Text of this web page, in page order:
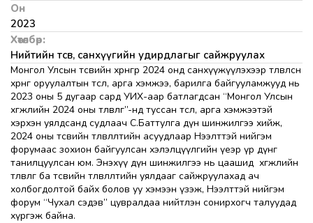
Он
2023
Хөтөлбөр:
Нийтийн төсөв, санхүүгийн удирдлагыг сайжруулах
Монгол Улсын төсвийн хөрөнгөөр 2024 онд санхүүжүүлэхээр төлөвлөсөн
хөрөнгө оруулалтын төсөл, арга хэмжээ, барилга байгууламжууд нь
2023 оны 5 дугаар сард УИХ-аар батлагдсан “Монгол Улсын
хөгжлийн 2024 оны төлөвлөгөө”-нд туссан төсөл, арга хэмжээтэй
хэрхэн уялдсанд судлаач С.Баттулга дүн шинжилгээ хийж,
2024 оны төсвийн төлөвлөлтийн асуудлаар Нээлттэй нийгэм
форумаас зохион байгуулсан хэлэлцүүлгийн үеэр үр дүнг
танилцуулсан юм. Энэхүү дүн шинжилгээ нь цаашид хөгжлийн
төлөвлөгөө ба төсвийн төлөвлөлтийн уялдааг сайжруулахад ач
холбогдолтой байх болов уу хэмээн үзэж, Нээлттэй нийгэм
форум “Чухал сэдэв” цувралдаа нийтлэн сонирхогч талуудад
хүргэж байна.